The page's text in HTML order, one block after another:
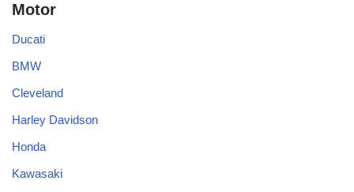
Motor
Ducati
BMW
Cleveland
Harley Davidson
Honda
Kawasaki